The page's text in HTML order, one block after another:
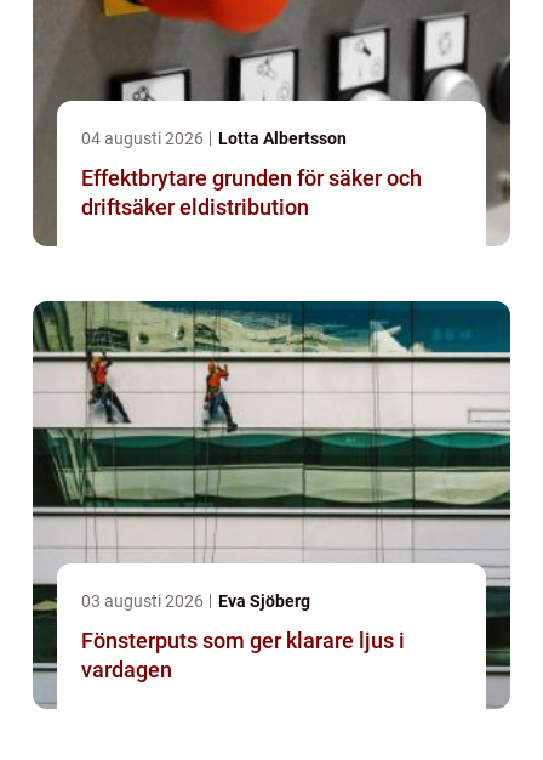
04 augusti 2026 Lotta Albertsson
Effektbrytare grunden för säker och
driftsäker eldistribution
03 augusti 2026 Eva Sjöberg
Fönsterputs som ger klarare ljus i
vardagen